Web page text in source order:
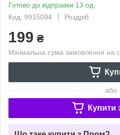
Готово до відправки 13 од.
Код: 9915094
Роздріб
199 ₴
Мінімальна сума замовлення на
або
Купити